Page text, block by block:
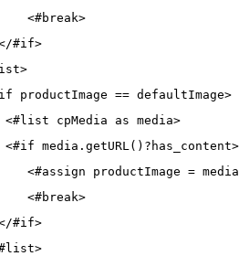
<#break>
#if>
productImage == defaultImage>
<#list cpMedia as media>
<#if
<#assign productImage =
<#break>
#if>